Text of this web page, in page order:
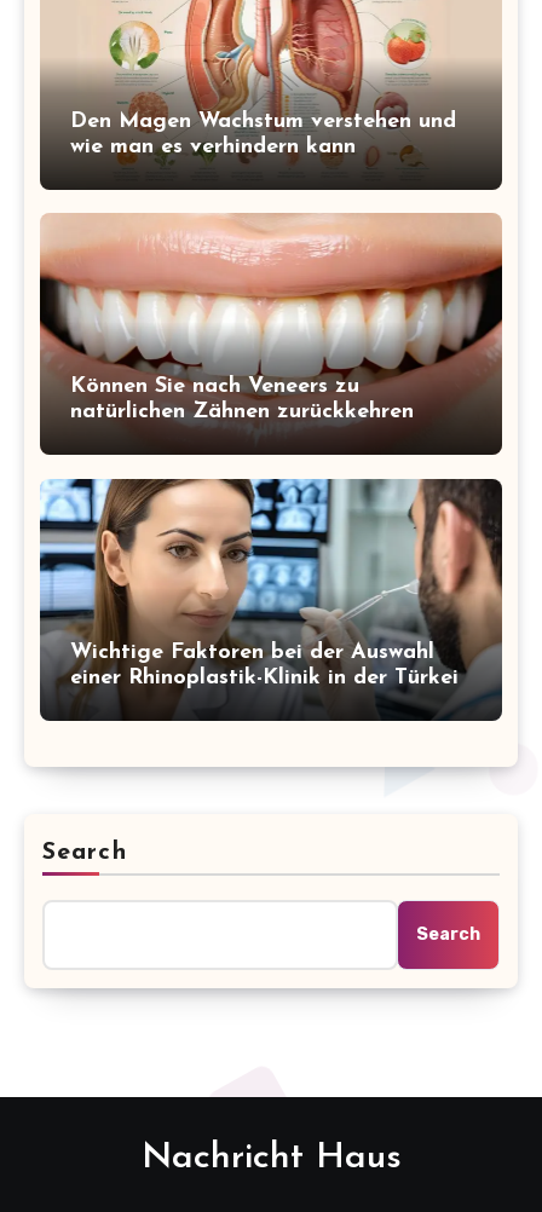
Den Magen Wachstum verstehen und
wie man es verhindern kann
Können Sie nach Veneers zu
natürlichen Zähnen zurückkehren
Wichtige Faktoren bei der Auswahl
einer Rhinoplastik-Klinik in der Türkei
Search
Search
Nachricht Haus